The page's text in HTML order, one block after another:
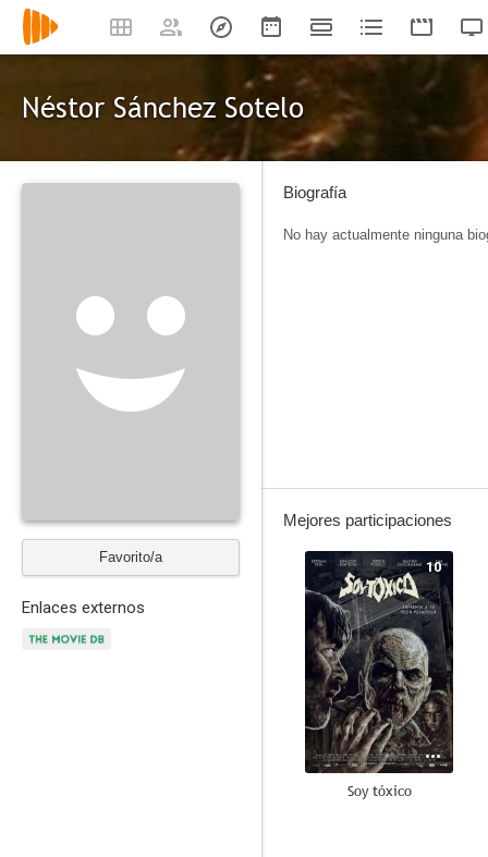
Néstor Sánchez Sotelo
Favorito/a
Enlaces externos
Biografía
No hay actualmente ninguna
Mejores participaciones
10
Soy tóxico